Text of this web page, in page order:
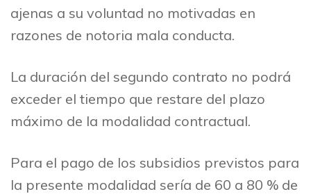
ajenas a su voluntad no motivadas en
razones de notoria mala conducta.
La duración del segundo contrato no podrá
exceder el tiempo que restare del plazo
máximo de la modalidad contractual.
Para el pago de los subsidios previstos para
la presente modalidad sería de 60 a 80 % de